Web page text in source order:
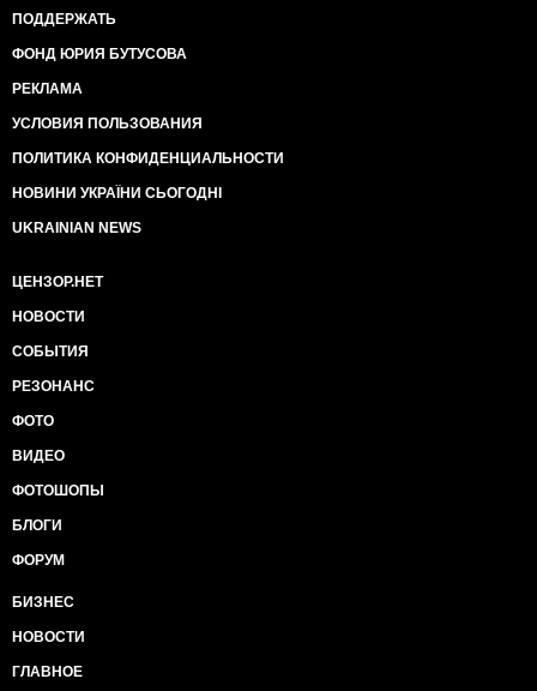
ПОДДЕРЖАТЬ
ФОНД ЮРИЯ БУТУСОВА
РЕКЛАМА
УСЛОВИЯ ПОЛЬЗОВАНИЯ
ПОЛИТИКА КОНФИДЕНЦИАЛЬНОСТИ
НОВИНИ УКРАЇНИ СЬОГОДНІ
UKRAINIAN NEWS
ЦЕНЗОР.НЕТ
НОВОСТИ
СОБЫТИЯ
РЕЗОНАНС
ФОТО
ВИДЕО
ФОТОШОПЫ
БЛОГИ
ФОРУМ
БИЗНЕС
НОВОСТИ
ГЛАВНОЕ